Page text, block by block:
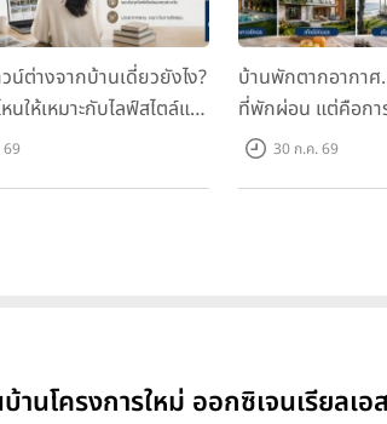
น์ต่างจากบ้านเดี่ยวยังไง?
นให้เหมาะกับไลฟ์สไตล์และ
ณ
บ้านพักตากอากาศ
ที่พักผ่อน แต่คือกา
คุณภาพชีวิต
30 ก.ค. 69
านโครงการใหม่ ออกซิเจนเรียลเ